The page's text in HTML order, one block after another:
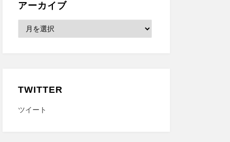
アーカイブ
ー
TWITTER
ツイート